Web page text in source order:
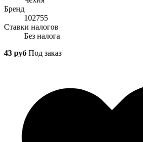
Бренд
102755
Ставки налогов
Без налога
43 руб Под заказ